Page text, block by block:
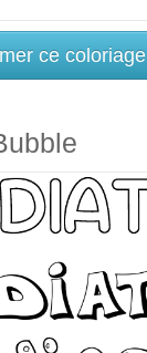
ce coloriage